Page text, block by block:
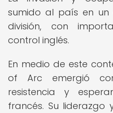
sumido al país en
división, con
control inglés.
En medio de este
of Arc emergió
resistencia y
francés. Su liderazgo